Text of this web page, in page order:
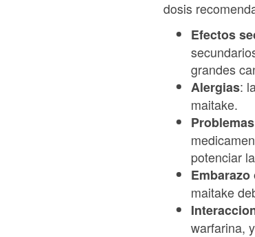
dosis
Efectos
grandes
Alergias:
maitake.
potenciar
maitake
warfarina,